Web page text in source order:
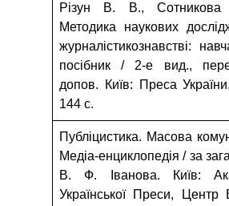
Різун В. В.,
Методика наукових
журналістикознавстві:
посібник / 2-е вид.,
допов. Київ: Преса
144 с.
Публіцистика. Масова
Медіа-енциклопедія / за
В. Ф. Іванова. Київ:
Української Преси, Центр